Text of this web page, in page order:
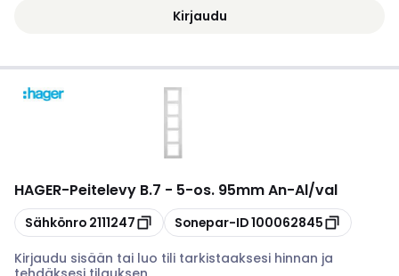
Kirjaudu
HAGER-Peitelevy B.7 - 5-os. 95mm An-Al/val
Kopioi
Sähkönro 2111247 Kopioi
Sonepar-ID100062845
Kirjaudu sisään tai luo tili tarkistaaksesi hinnan ja